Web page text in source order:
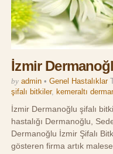
İzmir
by admin • Genel Hastalıklar
şifalı bitkiler, kemeraltı
İzmir Dermanoğlu şifalı
hastalığı Dermanoğlu,
Dermanoğlu İzmir Şifalı
gösteren firma artık